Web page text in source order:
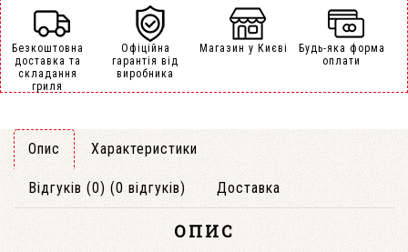
Безкоштовна
доставка та
складання
гриля
Офіційна
гарантія від
виробника
Магазин у Києві
Будь-яка форма
оплати
Опис Характеристики
Відгуків (0) (0 відгуків) Доставка
ОПИС